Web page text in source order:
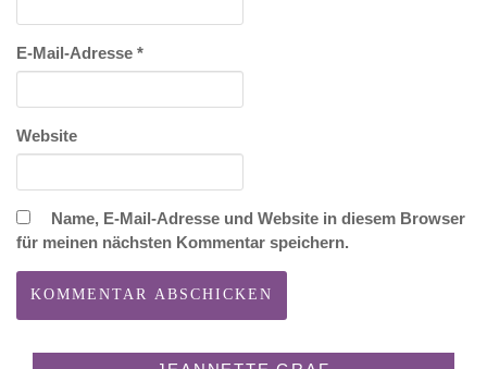
E-Mail-Adresse *
Website
Name, E-Mail-Adresse und Website in diesem Browser
für meinen nächsten Kommentar speichern.